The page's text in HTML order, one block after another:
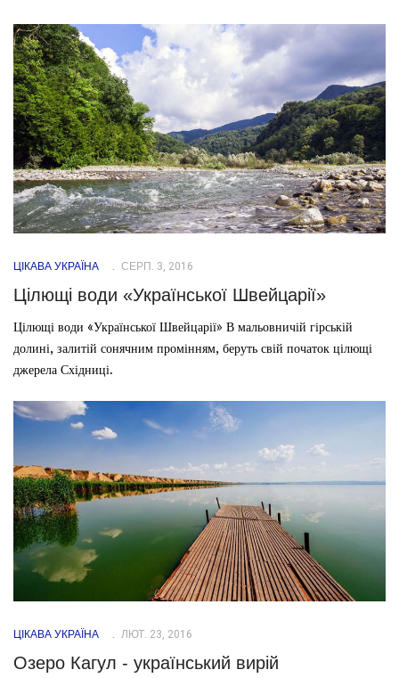
ЦІКАВА УКРАЇНА СЕРП. 3, 2016
Цілющі води «Української Швейцарії»
Цілющі води «Української Швейцарії» В мальовничій гірській
долині, залитій сонячним промінням, беруть свій початок цілющі
джерела Східниці.
ЦІКАВА УКРАЇНА ЛЮТ. 23, 2016
Озеро Кагул - український вирій